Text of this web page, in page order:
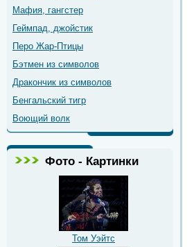
Мафия, гангстер
Геймпад, джойстик
Перо Жар-Птицы
Бэтмен из символов
Дракончик из символов
Бенгальский тигр
Воющий волк
Фото - Картинки
Том Уэйтс